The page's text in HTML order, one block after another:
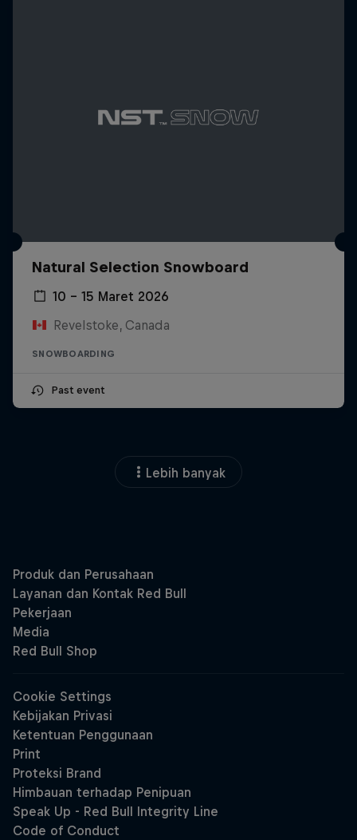
Natural Selection Snowboard
10 – 15 Maret 2026
Revelstoke, Canada
SNOWBOARDING
Past event
Lebih banyak